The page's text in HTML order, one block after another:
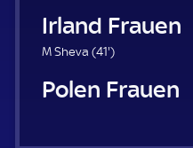
Irland Frauen
M Sheva (41'4
.
)
Polen Frauen